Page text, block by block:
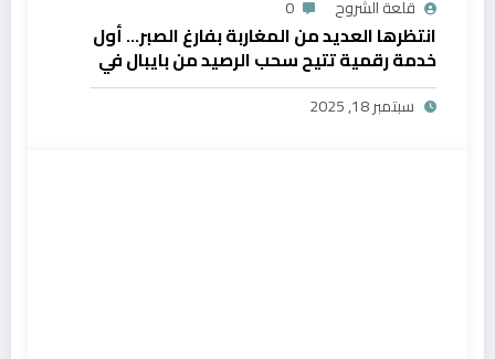
قلعة الشروح 0
انتظرها العديد من المغاربة بفارغ الصبر… أول
خدمة رقمية تتيح سحب الرصيد من بايبال في
المغرب
سبتمبر 18, 2025